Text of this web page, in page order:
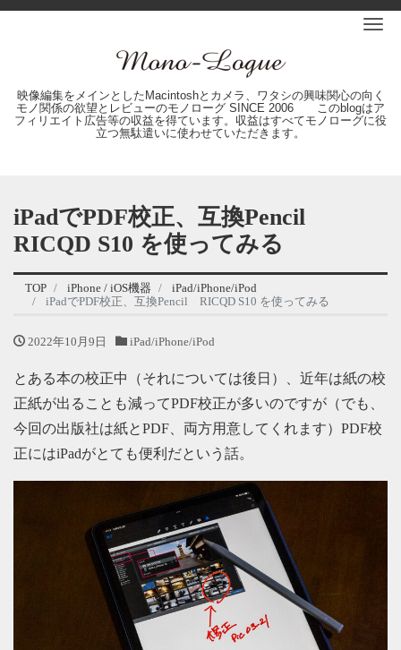
映像編集をメインとしたMacintoshとカメラ、ワタシの興味関心の向く
モノ関係の欲望とレビューのモノローグ SINCE 2006 このblogはア
フィリエイト広告等の収益を得ています。収益はすべてモノローグに役
立つ無駄遣いに使わせていただきます。
iPadでPDF校正、互換Pencil
RICQD S10 を使ってみる
TOP iPhone / iOS機器
iPad/iPhone/iPod
iPadでPDF校正、互換Pencil RICQD S10 を使ってみる
2022年10月9日 iPad/iPhone/iPod
とある本の校正中（それについては後日）、近年は紙の校
正紙が出ることも減ってPDF校正が多いのですが（でも、
今回の出版社は紙とPDF、両方用意してくれます）PDF校
正にはiPadがとても便利だという話。